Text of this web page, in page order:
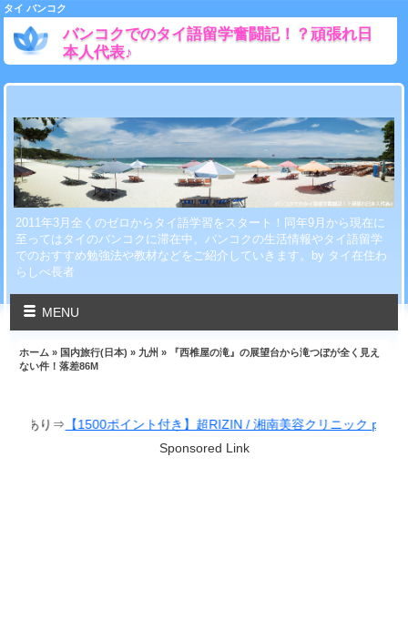
タイ バンコク
バンコクでのタイ語留学奮闘記！？頑張れ日
本人代表♪
2011年3月全くのゼロからタイ語学習をスタート！同年9月から現在に
至ってはタイのバンコクに滞在中。バンコクの生活情報やタイ語留学
でのおすすめ勉強法や教材などをご紹介していきます。by タイ在住わ
らしべ長者
MENU
ホーム » 国内旅行(日本) » 九州 » 『西椎屋の滝』の展望台から滝つぼが全く見え
ない件！落差86M
イント付き】超RIZIN / 湘南美容クリニック presents RIZIN.38
Sponsored Link